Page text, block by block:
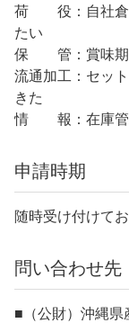
荷 役：自社倉
たい
保 管：賞味期
流通加工：セッ
きた
情 報：在庫管
申請時期
随時受け付けて
問い合わせ先
■（公財）沖縄県